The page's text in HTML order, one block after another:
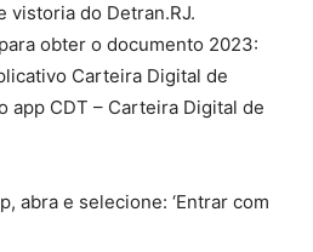
vistoria do Detran.RJ.
obter o documento 2023:
Carteira Digital de
app CDT – Carteira Digital de
abra e selecione: ‘Entrar com